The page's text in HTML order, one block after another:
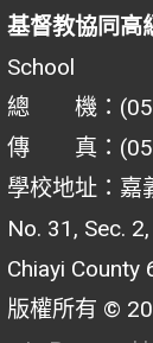
基督教協同高
School
總 機：(05)
傳 真：(05)
學校地址：嘉
No. 31, Sec.
Chiayi County
版權所有 ©